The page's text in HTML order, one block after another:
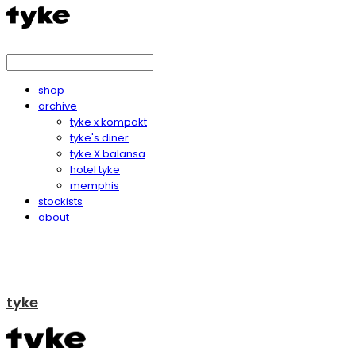
shop
archive
tyke x kompakt
tyke's diner
tyke X balansa
hotel tyke
memphis
stockists
about
tyke